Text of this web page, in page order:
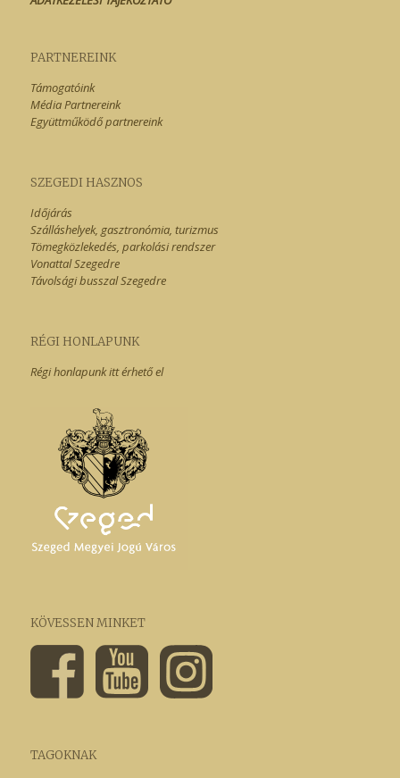
PARTNEREINK
Támogatóink
Média Partnereink
Együttműködő partnereink
SZEGEDI HASZNOS
Időjárás
Szálláshelyek, gasztronómia, turizmus
Tömegközlekedés, parkolási rendszer
Vonattal Szegedre
Távolsági busszal Szegedre
RÉGI HONLAPUNK
Régi honlapunk itt érhető el
KÖVESSEN MINKET
TAGOKNAK